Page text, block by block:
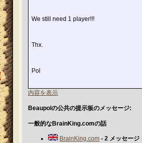
We still need 1 player!!!
Thx.
Pol
内容を表示
Beaupolの公共の提示板のメッセージ:
一般的なBrainKing.comの話
BrainKing.com - 2 メッセージ